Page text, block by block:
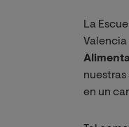
La
Valencia
en un